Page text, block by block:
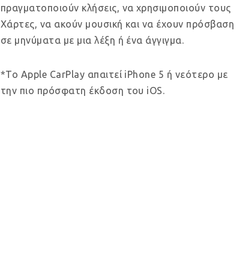
πραγματοποιούν κλήσεις, να χρησιμοποιούν τους
Χάρτες, να ακούν μουσική και να έχουν πρόσβαση
σε μηνύματα με μια λέξη ή ένα άγγιγμα.
*Το Apple CarPlay απαιτεί iPhone 5 ή νεότερο με
την πιο πρόσφατη έκδοση του iOS.